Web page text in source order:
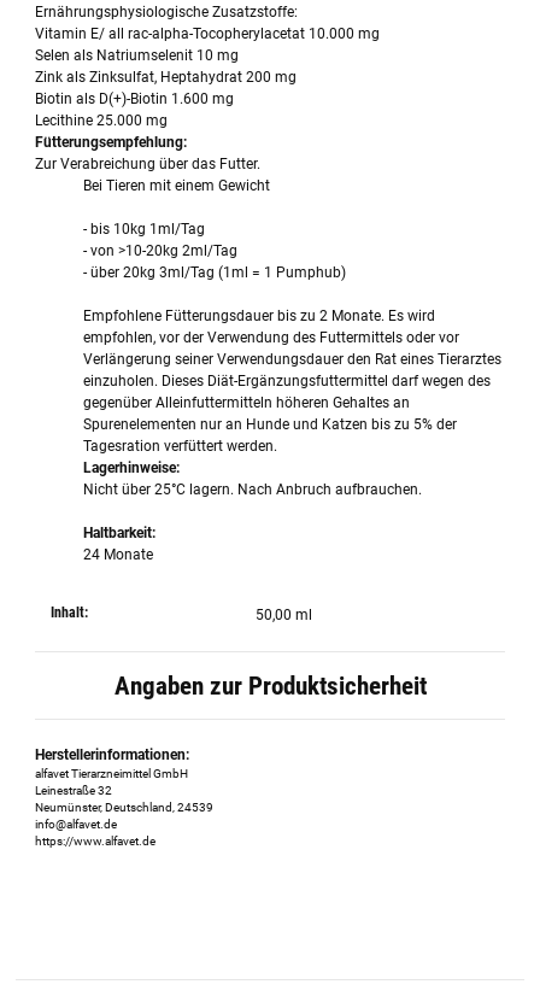
Ernährungsphysiologische Zusatzstoffe:
Vitamin E/ all rac-alpha-Tocopherylacetat 10.000 mg
Selen als Natriumselenit 10 mg
Zink als Zinksulfat, Heptahydrat 200 mg
Biotin als D(+)-Biotin 1.600 mg
Lecithine 25.000 mg
Fütterungsempfehlung:
Zur Verabreichung über das Futter.
Bei Tieren mit einem Gewicht
- bis 10kg 1ml/Tag
- von >10-20kg 2ml/Tag
- über 20kg 3ml/Tag (1ml = 1 Pumphub)
Empfohlene Fütterungsdauer bis zu 2 Monate. Es wird
empfohlen, vor der Verwendung des Futtermittels oder vor
Verlängerung seiner Verwendungsdauer den Rat eines Tierarztes
einzuholen. Dieses Diät-Ergänzungsfuttermittel darf wegen des
gegenüber Alleinfuttermitteln höheren Gehaltes an
Spurenelementen nur an Hunde und Katzen bis zu 5% der
Tagesration verfüttert werden.
Lagerhinweise:
Nicht über 25°C lagern. Nach Anbruch aufbrauchen.
Haltbarkeit:
24 Monate
Inhalt: 50,00 ml
Angaben zur Produktsicherheit
Herstellerinformationen:
alfavet Tierarzneimittel GmbH
Leinestraße 32
Neumünster, Deutschland, 24539
info@alfavet.de
https://www.alfavet.de